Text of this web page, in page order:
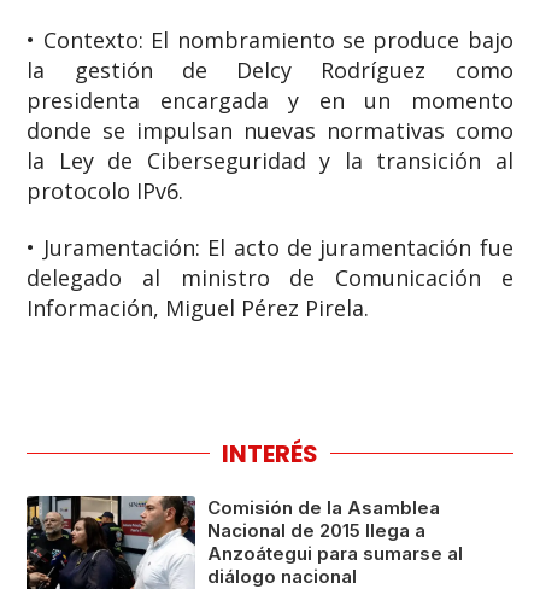
• Contexto: El nombramiento se produce bajo
la gestión de Delcy Rodríguez como
presidenta encargada y en un momento
donde se impulsan nuevas normativas como
la Ley de Ciberseguridad y la transición al
protocolo IPv6.
• Juramentación: El acto de juramentación fue
delegado al ministro de Comunicación e
Información, Miguel Pérez Pirela.
INTERÉS
Comisión de la Asamblea
Nacional de 2015 llega a
Anzoátegui para sumarse al
diálogo nacional